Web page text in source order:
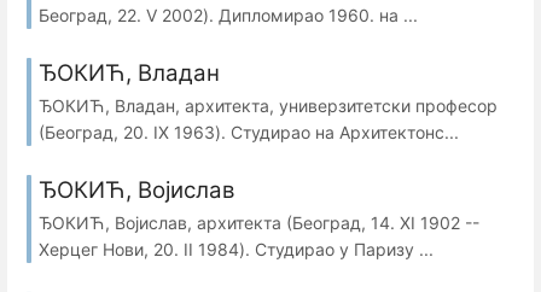
Београд, 22. V 2002). Дипломирао 1960. на ...
ЂОКИЋ, Владан
ЂОКИЋ, Владан, архитекта, универзитетски професор
(Београд, 20. IX 1963). Студирао на Архитектонс...
ЂОКИЋ, Војислав
ЂОКИЋ, Војислав, архитекта (Београд, 14. XI 1902 --
Херцег Нови, 20. II 1984). Студирао у Паризу ...